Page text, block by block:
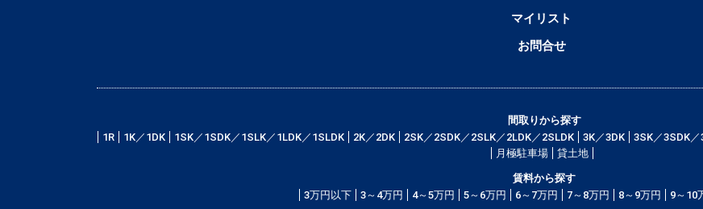
マイリスト
お問合せ
間取りから探す
1R
1K／1DK 1SK／1SDK／1SLK／1LDK／1SLDK 2K／2DK 2SK／2SDK／2SLK／2LDK／2SLDK 3K／3DK 3SK／3SDK
月極駐車場
貸土地
賃料から探す
3万円以下
3～4万円 4～5万円 5～6万円 6～7万円 7～8万円 8～9万円 9～10